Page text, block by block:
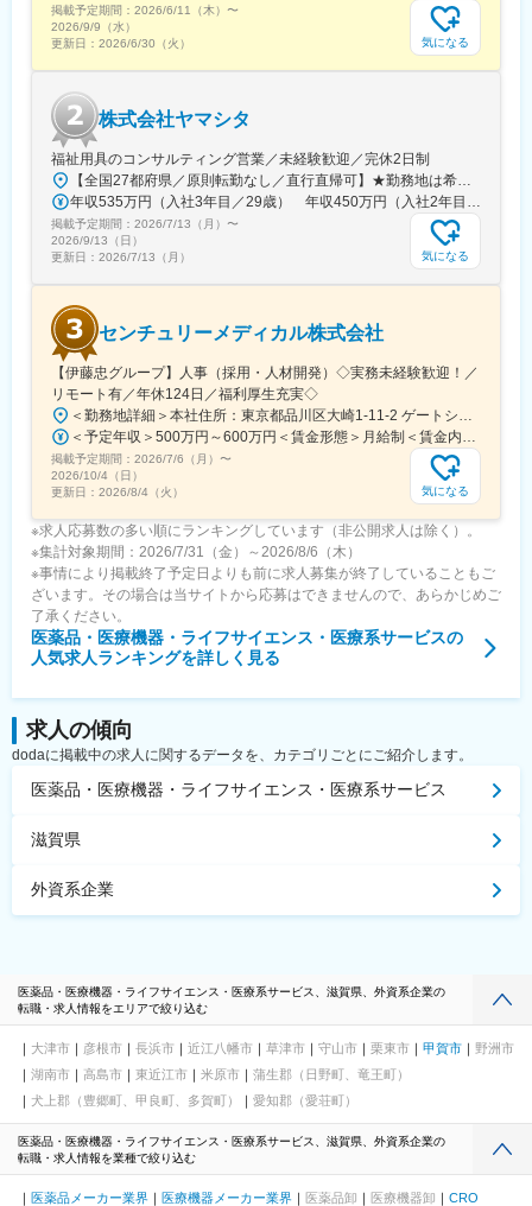
変更の範囲：会社の定める業務
掲載予定期間： 2026/6/11（木） 〜
2026/9/9（水）
更新日： 2026/6/30（火） 気になる
株式会社ヤマシタ
福祉用具のコンサルティング営業／未経験歓迎／完休2日制
掲載予定期間： 2026/7/13（月） 〜
2026/9/13（日）
更新日： 2026/7/13（月） 気になる
センチュリーメディカル株式会社
【伊藤忠グループ】人事（採用・人材開発）◇実務未経験歓迎！／
リモート有／年休124日／福利厚生充実◇
掲載予定期間： 2026/7/6（月） 〜
2026/10/4（日）
更新日： 2026/8/4（火） 気になる
※求人応募数の多い順にランキングしています（非公開求人は除く）。
※集計対象期間：2026/7/31（金）～2026/8/6（木）
※事情により掲載終了予定日よりも前に求人募集が終了していることもご
ざいます。その場合は当サイトから応募はできませんので、あらかじめご
了承ください。
医薬品・医療機器・ライフサイエンス・医療系サービスの
人気求人ランキングを詳しく見る
求人の傾向
dodaに掲載中の求人に関するデータを、カテゴリごとにご紹介します。
医薬品・医療機器・ライフサイエンス・医療系サービス
滋賀県
外資系企業
医薬品・医療機器・ライフサイエンス・医療系サービス、滋賀県、外資系企業の
転職・求人情報をエリアで絞り込む
大津市 彦根市 長浜市 近江八幡市 草津市 守山市 栗東市 甲賀市
野洲市
湖南市
高島市 東近江市 米原市
蒲生郡（日野町、竜王町）
犬上郡（豊郷町、甲良町、多賀町）
愛知郡（愛荘町）
医薬品・医療機器・ライフサイエンス・医療系サービス、滋賀県、外資系企業の
転職・求人情報を業種で絞り込む
医薬品メーカー業界 医療機器メーカー業界 医薬品卸 医療機器卸
CRO